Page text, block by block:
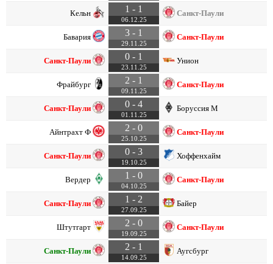
Кельн 1 - 1
06.12.25
Санкт-Паули
Бавария 3 - 1
29.11.25
Санкт-Паули
Санкт-Паули 0 - 1
23.11.25
Унион
Фрайбург 2 - 1
09.11.25
Санкт-Паули
Санкт-Паули 0 - 4
01.11.25
Боруссия М
Айнтрахт Ф 2 - 0
25.10.25
Санкт-Паули
Санкт-Паули 0 - 3
19.10.25
Хоффенхайм
Вердер 1 - 0
04.10.25
Санкт-Паули
Санкт-Паули 1 - 2
27.09.25
Байер
Штутгарт 2 - 0
19.09.25
Санкт-Паули
Санкт-Паули 2 - 1
14.09.25
Аугсбург